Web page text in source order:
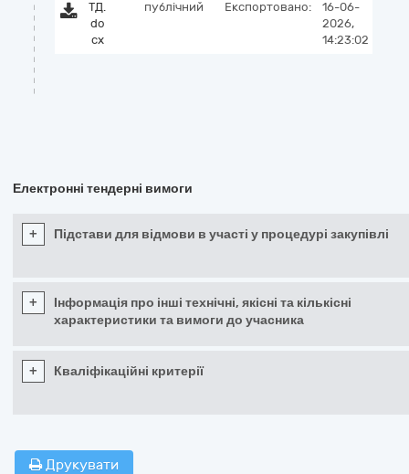
ТД.
do
cx
публічний Експортовано:
16-06-
2026,
14:23:02
Електронні тендерні вимоги
+ Підстави для відмови в участі у процедурі закупівлі
+
Інформація про інші технічні, якісні та кількісні
характеристики та вимоги до учасника
+ Кваліфікаційні критерії
Друкувати